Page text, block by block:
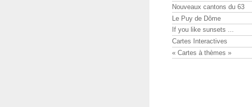
Nouveaux cantons du 63
Le Puy de Dôme
If you like sunsets ...
Cartes Interactives
« Cartes à thèmes »